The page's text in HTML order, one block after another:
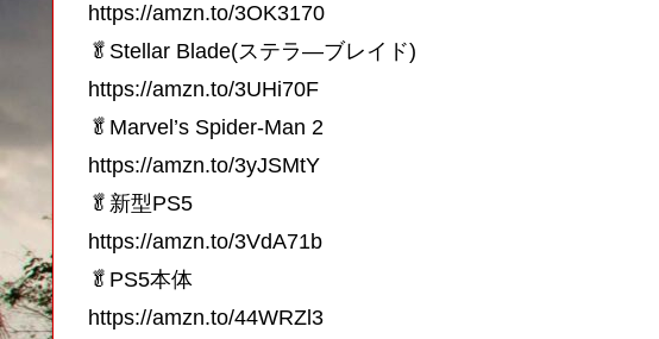
https://amzn.to/3OK3170
🥬Stellar Blade(ステラ―ブレイド)
https://amzn.to/3UHi70F
🥬Marvel’s Spider-Man 2
https://amzn.to/3yJSMtY
🥬新型PS5
https://amzn.to/3VdA71b
🥬PS5本体
https://amzn.to/44WRZl3